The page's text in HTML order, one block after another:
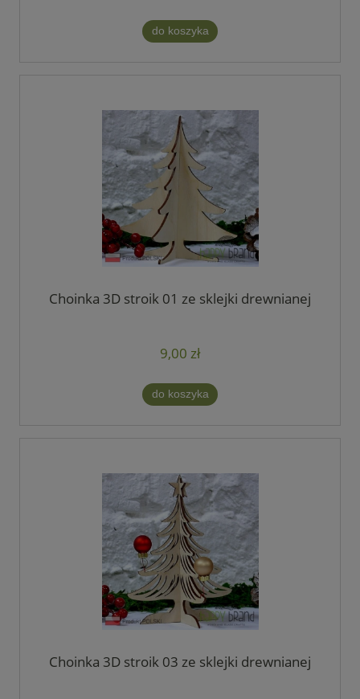
do koszyka
Choinka 3D stroik 01 ze sklejki drewnianej
9,00 zł
do koszyka
Choinka 3D stroik 03 ze sklejki drewnianej